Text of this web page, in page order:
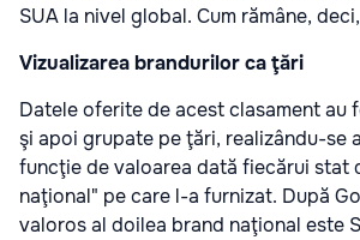
SUA la nivel global. Cum rămâne,
Vizualizarea brandurilor ca ţări
Datele oferite de acest clasament au
şi apoi grupate pe ţări, realizându-se
funcţie de valoarea dată fiecărui stat
naţional" pe care l-a furnizat. După
valoros al doilea brand naţional este